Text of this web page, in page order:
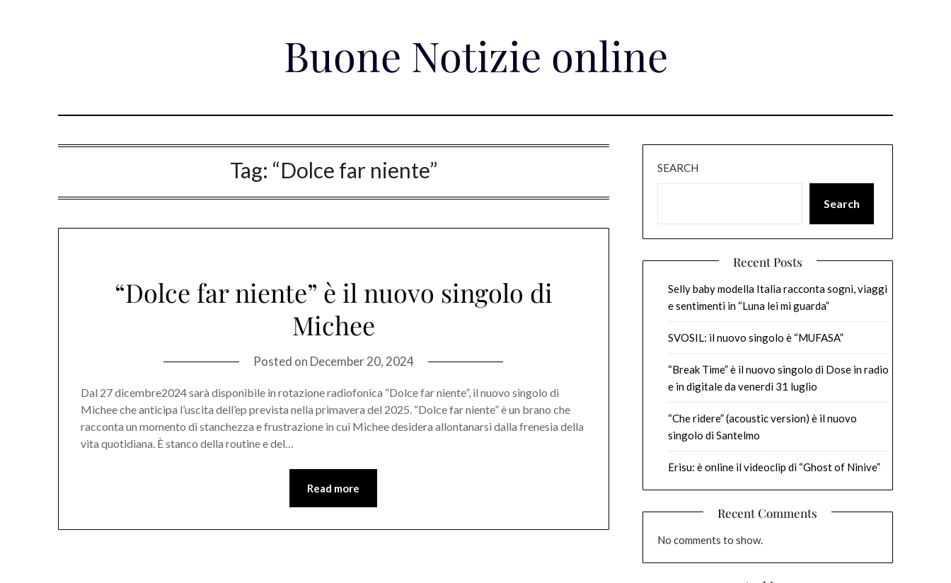
Buone Notizie online
Tag: “Dolce far niente”
“Dolce far niente” è il nuovo singolo di
Michee
Posted on December 20, 2024
Dal 27 dicembre2024 sarà disponibile in rotazione radiofonica “Dolce far niente”, il nuovo singolo di
Michee che anticipa l’uscita dell’ep prevista nella primavera del 2025. “Dolce far niente” è un brano che
racconta un momento di stanchezza e frustrazione in cui Michee desidera allontanarsi dalla frenesia della
vita quotidiana. È stanco della routine e del…
Read more
SEARCH
Search
Recent Posts
Selly baby modella Italia racconta sogni, viaggi
e sentimenti in “Luna lei mi guarda”
SVOSIL: il nuovo singolo è “MUFASA”
“Break Time” è il nuovo singolo di Dose in radio
e in digitale da venerdì 31 luglio
“Che ridere” (acoustic version) è il nuovo
singolo di Santelmo
Erisu: è online il videoclip di “Ghost of Ninive”
Recent Comments
No comments to show.